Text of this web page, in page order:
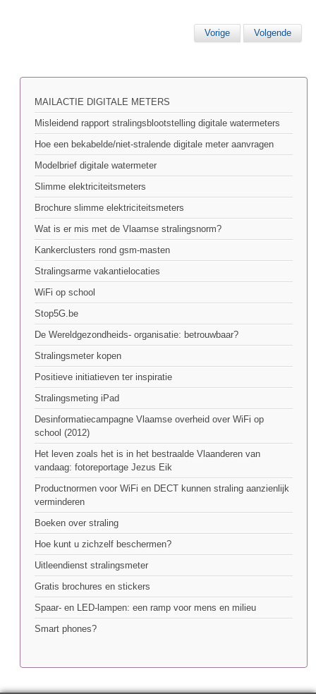
Vorige Volgende
MAILACTIE DIGITALE METERS
Misleidend rapport stralingsblootstelling digitale watermeters
Hoe een bekabelde/niet-stralende digitale meter aanvragen
Modelbrief digitale watermeter
Slimme elektriciteitsmeters
Brochure slimme elektriciteitsmeters
Wat is er mis met de Vlaamse stralingsnorm?
Kankerclusters rond gsm-masten
Stralingsarme vakantielocaties
WiFi op school
Stop5G.be
De Wereldgezondheids- organisatie: betrouwbaar?
Stralingsmeter kopen
Positieve initiatieven ter inspiratie
Stralingsmeting iPad
Desinformatiecampagne Vlaamse overheid over WiFi op
school (2012)
Het leven zoals het is in het bestraalde Vlaanderen van
vandaag: fotoreportage Jezus Eik
Productnormen voor WiFi en DECT kunnen straling aanzienlijk
verminderen
Boeken over straling
Hoe kunt u zichzelf beschermen?
Uitleendienst stralingsmeter
Gratis brochures en stickers
Spaar- en LED-lampen: een ramp voor mens en milieu
Smart phones?